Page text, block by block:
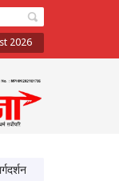
2026
न्याय व्यवस्था को